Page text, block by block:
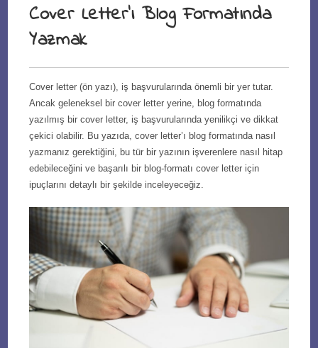
Cover Letter’ı Blog Formatında
Yazmak
Cover letter (ön yazı), iş başvurularında önemli bir yer tutar.
Ancak geleneksel bir cover letter yerine, blog formatında
yazılmış bir cover letter, iş başvurularında yenilikçi ve dikkat
çekici olabilir. Bu yazıda, cover letter’ı blog formatında nasıl
yazmanız gerektiğini, bu tür bir yazının işverenlere nasıl hitap
edebileceğini ve başarılı bir blog-formatı cover letter için
ipuçlarını detaylı bir şekilde inceleyeceğiz.